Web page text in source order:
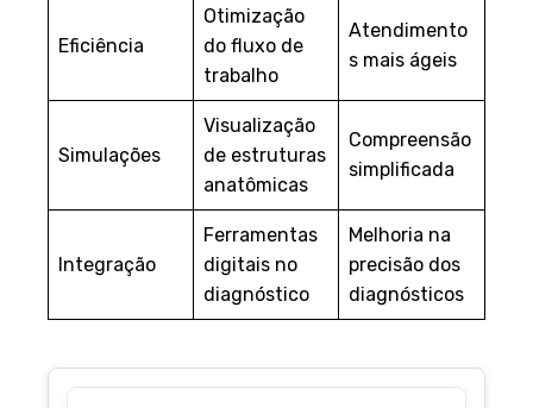
Eficiência
Otimização
do fluxo de
trabalho
Atendimento
s mais ágeis
Simulações
Visualização
de estruturas
anatômicas
Compreensão
simplificada
Integração
Ferramentas
digitais no
diagnóstico
Melhoria na
precisão dos
diagnósticos